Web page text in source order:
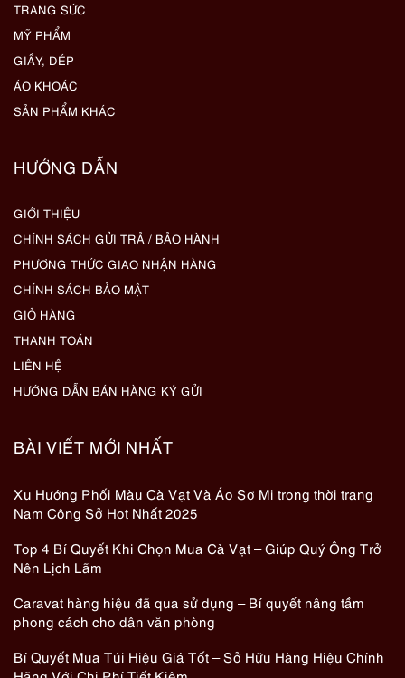
TRANG SỨC
MỸ PHẨM
GIẦY, DÉP
ÁO KHOÁC
SẢN PHẨM KHÁC
HƯỚNG DẪN
GIỚI THIỆU
CHÍNH SÁCH GỬI TRẢ / BẢO HÀNH
PHƯƠNG THỨC GIAO NHẬN HÀNG
CHÍNH SÁCH BẢO MẬT
GIỎ HÀNG
THANH TOÁN
LIÊN HỆ
HƯỚNG DẪN BÁN HÀNG KÝ GỬI
BÀI VIẾT MỚI NHẤT
Xu Hướng Phối Màu Cà Vạt Và Áo Sơ Mi trong thời trang
Nam Công Sở Hot Nhất 2025
Top 4 Bí Quyết Khi Chọn Mua Cà Vạt – Giúp Quý Ông Trở
Nên Lịch Lãm
Caravat hàng hiệu đã qua sử dụng – Bí quyết nâng tầm
phong cách cho dân văn phòng
Bí Quyết Mua Túi Hiệu Giá Tốt – Sở Hữu Hàng Hiệu Chính